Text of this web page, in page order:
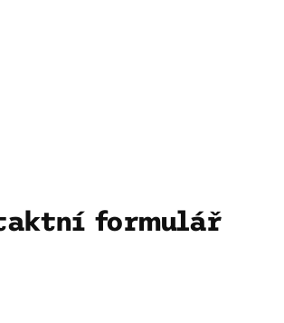
formulář